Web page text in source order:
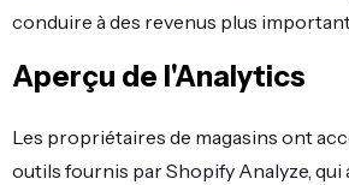
conduire à des revenus plus
Aperçu de l'Analytics
Les propriétaires de magasins ont
outils fournis par Shopify Analyze, qui